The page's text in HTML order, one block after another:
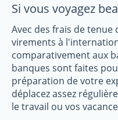
Si vous voyagez
Avec des frais de
virements à
comparativement aux
banques sont faites
préparation de votre
déplacez assez
le travail ou vos